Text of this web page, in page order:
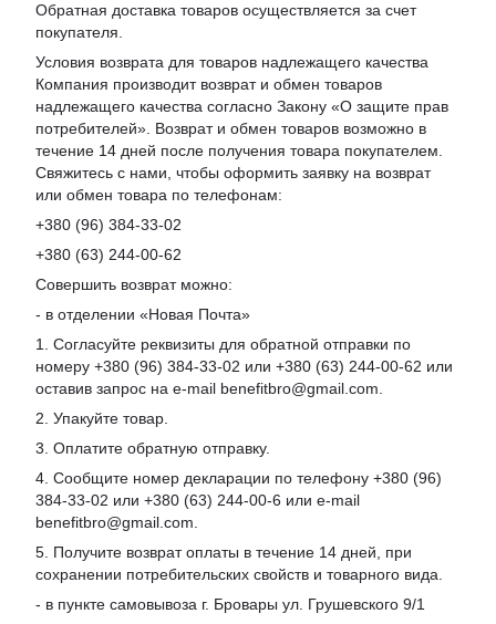
Обратная доставка товаров осуществляется за счет
покупателя.
Условия возврата для товаров надлежащего качества
Компания производит возврат и обмен товаров
надлежащего качества согласно Закону «О защите прав
потребителей». Возврат и обмен товаров возможно в
течение 14 дней после получения товара покупателем.
Свяжитесь с нами, чтобы оформить заявку на возврат
или обмен товара по телефонам:
+380 (96) 384-33-02
+380 (63) 244-00-62
Совершить возврат можно:
- в отделении «Новая Почта»
1. Согласуйте реквизиты для обратной отправки по
номеру +380 (96) 384-33-02 или +380 (63) 244-00-62 или
оставив запрос на e-mail benefitbro@gmail.com.
2. Упакуйте товар.
3. Оплатите обратную отправку.
4. Сообщите номер декларации по телефону +380 (96)
384-33-02 или +380 (63) 244-00-6 или e-mail
benefitbro@gmail.com.
5. Получите возврат оплаты в течение 14 дней, при
сохранении потребительских свойств и товарного вида.
- в пункте самовывоза г. Бровары ул. Грушевского 9/1